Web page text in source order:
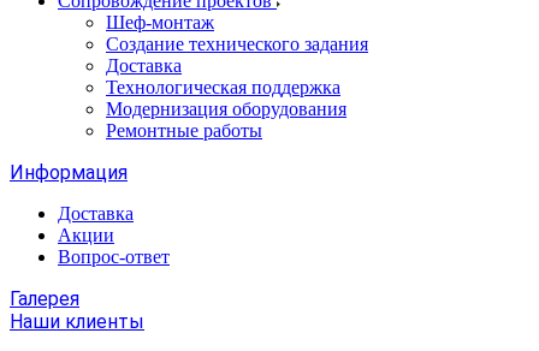
Шеф-монтаж
Создание технического задания
Доставка
Технологическая поддержка
Модернизация оборудования
Ремонтные работы
Информация
Доставка
Акции
Вопрос-ответ
Галерея
Наши клиенты